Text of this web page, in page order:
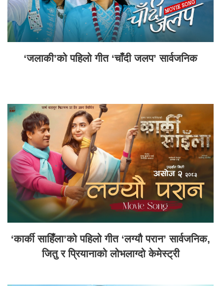
‘जलाकी’को पहिलो गीत ‘चाँदी जलप’ सार्वजनिक
‘कार्की साहिँला’को पहिलो गीत ‘लग्यौ परान’ सार्वजनिक,
जितु र प्रियानाको लोभलाग्दो केमेस्ट्री